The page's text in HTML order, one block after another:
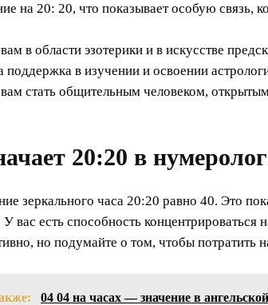
на 20: 20, что показывает особую связь,
в области эзотерики и в искусстве
поддержка в изучении и освоении
стать общительным человеком,
20:20 в
зеркального часа 20:20 равно 40. Это
вас есть способность концентрироваться
но подумайте о том, чтобы потратить
04 04 на часах — значение в